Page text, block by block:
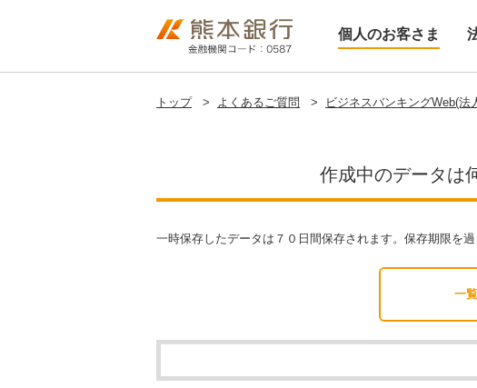
個人のお客さま
トップ > よくあるご質問 > ビジネスバンキングWeb(
作成中のデータは
一時保存したデータは７０日間保存されます。保存期限を
一